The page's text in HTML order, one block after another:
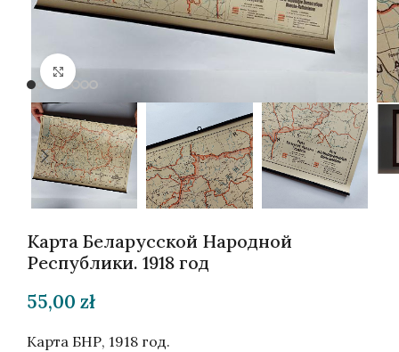
Нажмите, чтобы увеличить
Карта Беларусской Народной
Республики. 1918 год
55,00 zł
Карта БНР, 1918 год.